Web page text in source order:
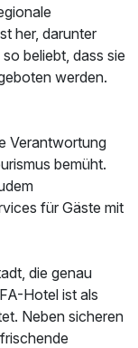
her, darunter
beliebt, dass sie
werden.
Verantwortung
bemüht.
für Gäste mit
die genau
Hotel ist als
Neben sicheren